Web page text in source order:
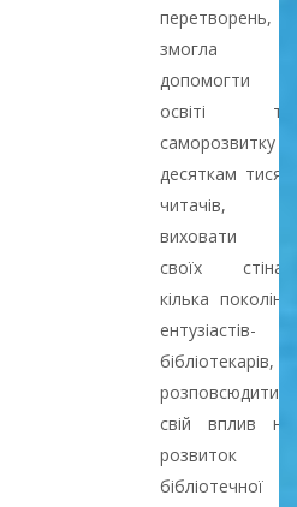
перетворень,
змогла
допомогти в
освіті та
саморозвитку
десяткам тисяч
читачів,
виховати у
своїх стінах
кілька поколінь
ентузіастів-
бібліотекарів,
розповсюдити
свій вплив на
розвиток
бібліотечної